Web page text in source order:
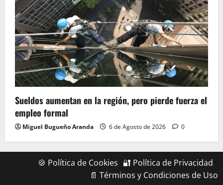
Sueldos aumentan en la región, pero pierde fuerza el
empleo formal
Miguel Bugueño Aranda 6 de Agosto de 2026 0
🍪 Política de Cookies 🔐 Política de Privacidad
📄 Términos y Condiciones de Uso